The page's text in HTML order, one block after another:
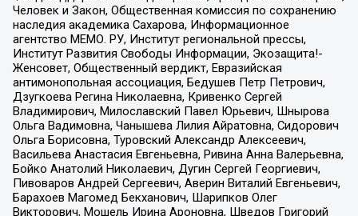
Человек и Закон, Общественная комиссия по сохранению
наследия академика Сахарова, Информационное
агентство МЕМО. РУ, Институт региональной прессы,
Институт Развития Свободы Информации, Экозащита!-
Женсовет, Общественный вердикт, Евразийская
антимонопольная ассоциация, Бедушев Петр Петрович,
Дзугкоева Регина Николаевна, Кривенко Сергей
Владимирович, Милославский Павел Юрьевич, Шнырова
Ольга Вадимовна, Чанышева Лилия Айратовна, Сидорович
Ольга Борисовна, Туровский Александр Алексеевич,
Васильева Анастасия Евгеньевна, Ривина Анна Валерьевна,
Бойко Анатолий Николаевич, Дугин Сергей Георгиевич,
Пивоваров Андрей Сергеевич, Аверин Виталий Евгеньевич,
Барахоев Магомед Бекханович, Шарипков Олег
Викторович, Мошель Ирина Ароновна, Шведов Григорий